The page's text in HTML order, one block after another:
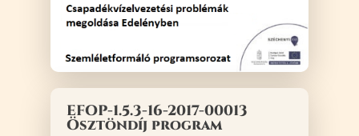
EFOP-1.5.3-16-2017-00013
Ösztöndíj program